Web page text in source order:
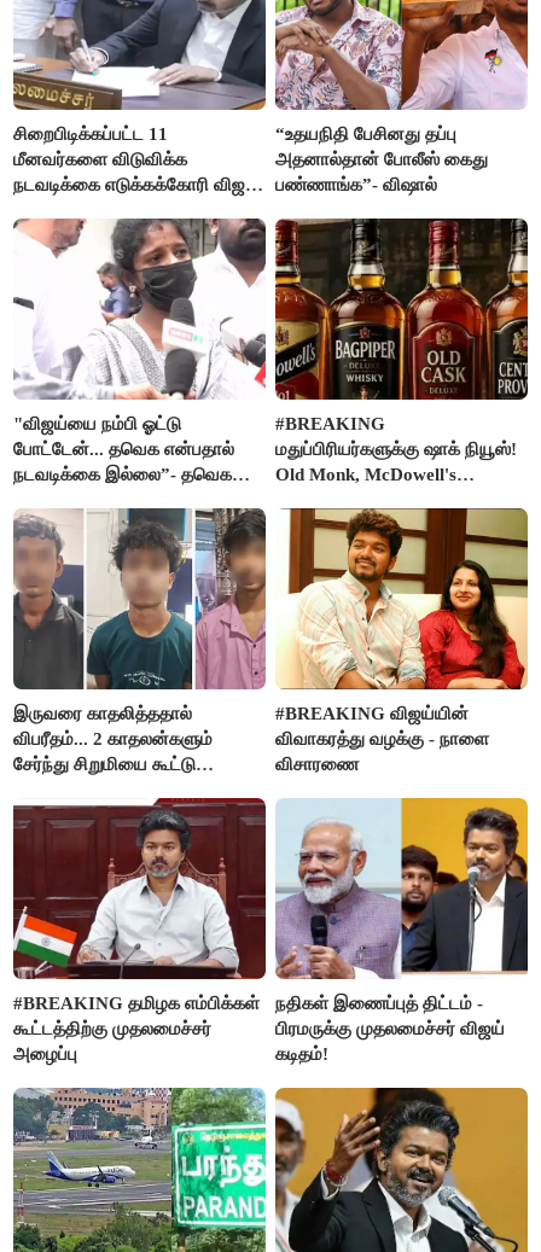
சிறைபிடிக்கப்பட்ட 11
மீனவர்களை விடுவிக்க
நடவடிக்கை எடுக்கக்கோரி விஜய்
“உதயநிதி பேசினது தப்பு
அதனால்தான் போலீஸ் கைது
பண்ணாங்க”- விஷால்
"விஜய்யை நம்பி ஓட்டு
போட்டேன்... தவெக என்பதால்
நடவடிக்கை இல்லை”- தவெக
கதறல்
#BREAKING
மதுப்பிரியர்களுக்கு ஷாக் நியூஸ்!
Old Monk, McDowell's
FSSAI தடை
இருவரை காதலித்ததால்
விபரீதம்... 2 காதலன்களும்
சேர்ந்து சிறுமியை கூட்டு
செய்த கொடூரம்
#BREAKING விஜய்யின்
விவாகரத்து வழக்கு - நாளை
விசாரணை
#BREAKING தமிழக எம்பிக்கள்
கூட்டத்திற்கு முதலமைச்சர்
அழைப்பு
நதிகள் இணைப்புத் திட்டம் -
பிரமருக்கு முதலமைச்சர் விஜய்
கடிதம்!